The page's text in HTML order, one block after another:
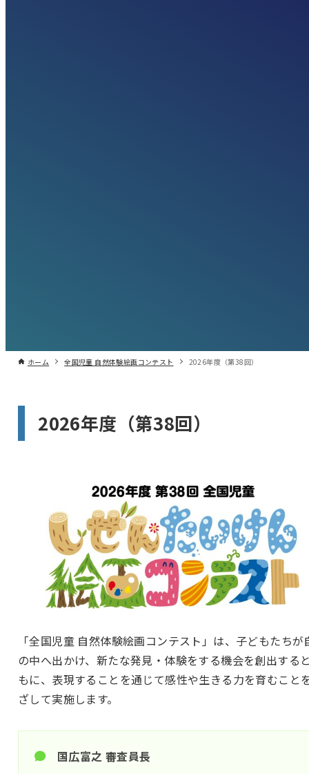
ホーム 全国児童 自然体験絵画コンテスト 2026年度（第38回）
2026年度（第38回）
「全国児童 自然体験絵画コンテスト」は、子どもたちが
の中へ出かけ、新たな発見・体験をする機会を創出する
もに、表現することを通じて感性や生きる力を育むこと
ざして実施します。
国広富之 審査員長